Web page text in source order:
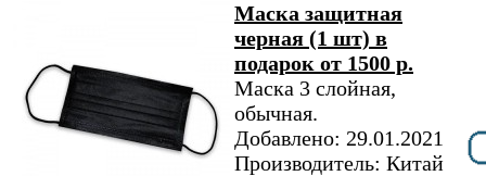
Маска защитная
черная (1 шт) в
подарок от 1500 р.
Маска 3 слойная,
обычная.
Добавлено: 29.01.2021
Производитель: Китай